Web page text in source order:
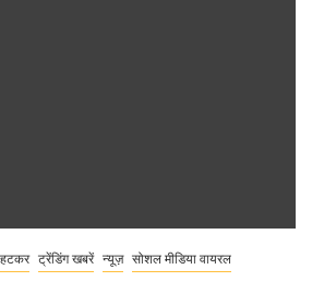
ट्रेंडिंग खबरें न्यूज़ सोशल मीडिया वायरल